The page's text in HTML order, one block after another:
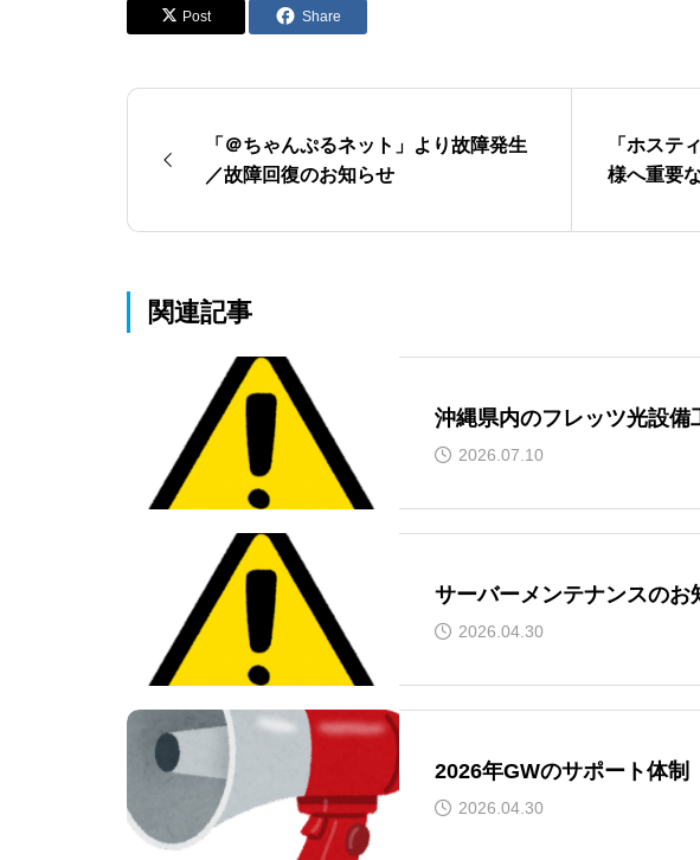
Post Share
「＠ちゃんぷるネット」より故障発生
／故障回復のお知らせ
「ホステ
様へ重要
関連記事
沖縄県内のフレッツ光設備
2026.07.10
サーバーメンテナンスのお
2026.04.30
2026年GWのサポート体制
2026.04.30